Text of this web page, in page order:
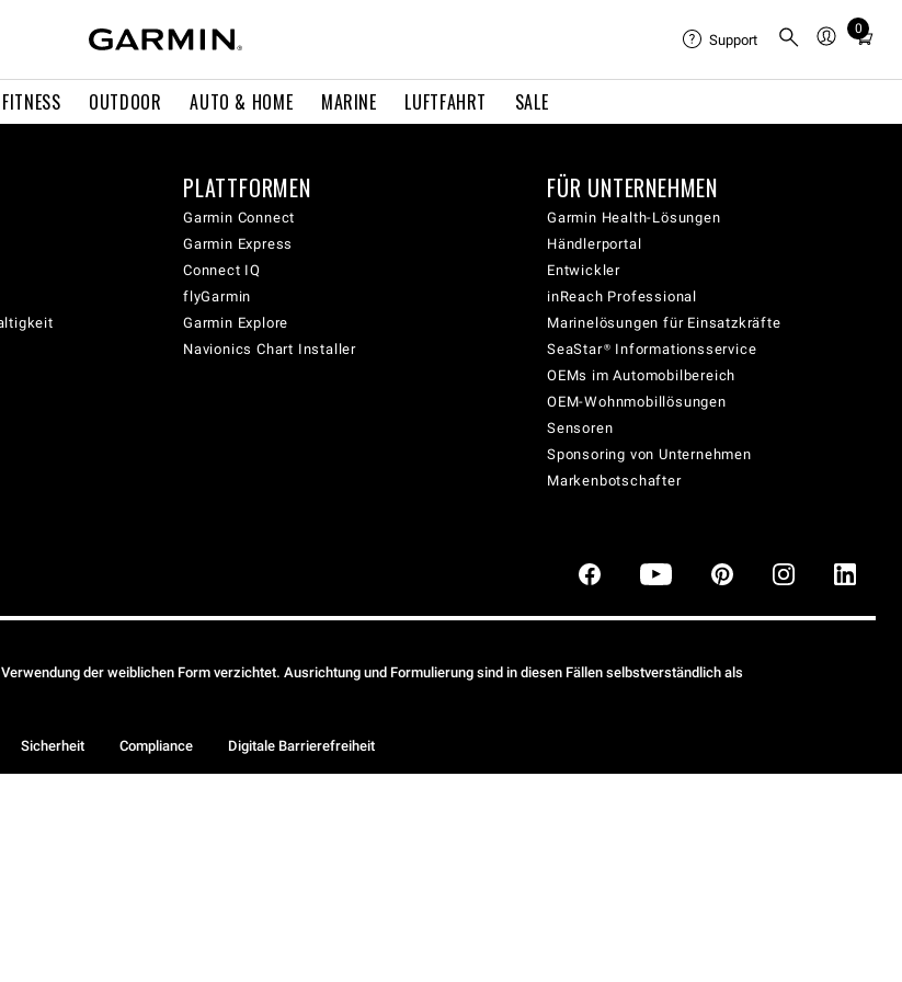
OUTDOOR AUTO & HOME MARINE LUFTFAHRT SALE
Support
0
Total
cart:
PLATTFORMEN
Garmin Connect
Garmin Express
Connect IQ
flyGarmin
Garmin Explore
Navionics Chart Installer
FÜR UNTERNEHMEN
Garmin Health-Lösungen
Händlerportal
Entwickler
inReach Professional
Marinelösungen für Einsatzkräfte
SeaStar® Informationsservice
OEMs im Automobilbereich
OEM-Wohnmobillösungen
Sensoren
Sponsoring von Unternehmen
Markenbotschafter
der weiblichen Form verzichtet. Ausrichtung und Formulierung sind in diesen Fällen selbstverständlich als
Sicherheit Compliance Digitale Barrierefreiheit